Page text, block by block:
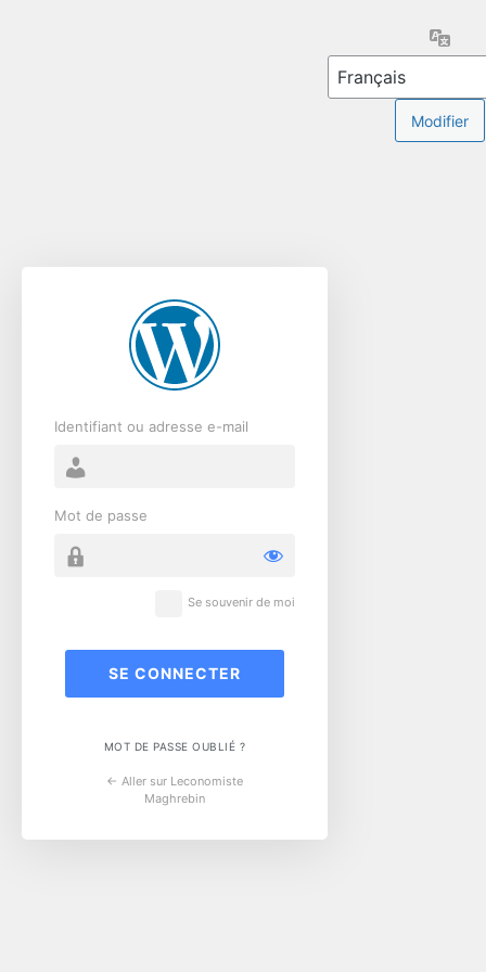
Identifiant ou adresse e-mail
Mot de passe
Se souvenir de moi
MOT DE PASSE OUBLIÉ ?
← Aller sur Leconomiste
Maghrebin